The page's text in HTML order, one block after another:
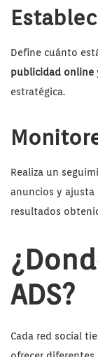
Define cuánto
publicidad online
estratégica.
Realiza un
anuncios y ajusta
resultados
ADS?
Cada red social